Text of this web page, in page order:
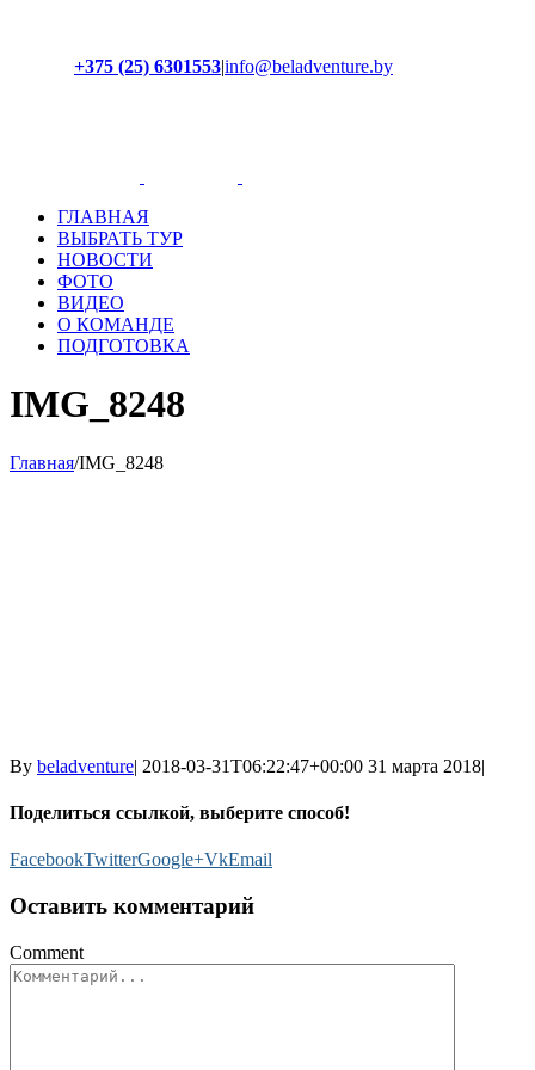
+375 (25) 6301553|info@beladventure.by
ГЛАВНАЯ
ВЫБРАТЬ ТУР
НОВОСТИ
ФОТО
ВИДЕО
О КОМАНДЕ
ПОДГОТОВКА
IMG_8248
Главная/IMG_8248
By beladventure| 2018-03-31T06:22:47+00:00 31 марта 2018|
Поделиться ссылкой, выберите способ!
FacebookTwitterGoogle+VkEmail
Оставить комментарий
Comment